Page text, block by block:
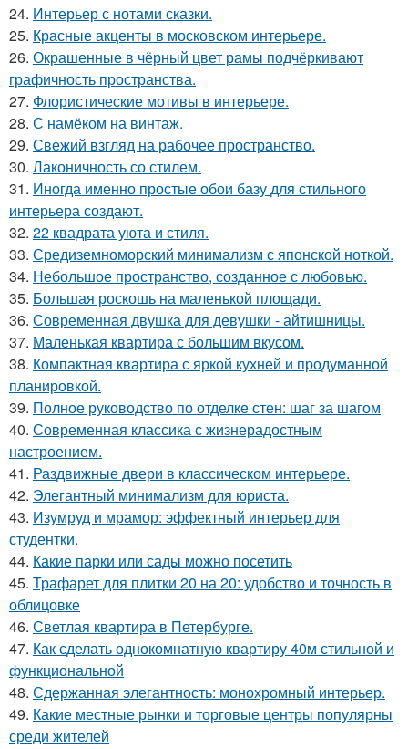
24. Интерьер с нотами сказки.
25. Красные акценты в московском интерьере.
26. Окрашенные в чёрный цвет рамы подчёркивают
графичность пространства.
27. Флористические мотивы в интерьере.
28. С намёком на винтаж.
29. Свежий взгляд на рабочее пространство.
30. Лаконичность со стилем.
31. Иногда именно простые обои базу для стильного
интерьера создают.
32. 22 квадрата уюта и стиля.
33. Средиземноморский минимализм с японской ноткой.
34. Небольшое пространство, созданное с любовью.
35. Большая роскошь на маленькой площади.
36. Современная двушка для девушки - айтишницы.
37. Маленькая квартира с большим вкусом.
38. Компактная квартира с яркой кухней и продуманной
планировкой.
39. Полное руководство по отделке стен: шаг за шагом
40. Современная классика с жизнерадостным
настроением.
41. Раздвижные двери в классическом интерьере.
42. Элегантный минимализм для юриста.
43. Изумруд и мрамор: эффектный интерьер для
студентки.
44. Какие парки или сады можно посетить
45. Трафарет для плитки 20 на 20: удобство и точность в
облицовке
46. Светлая квартира в Петербурге.
47. Как сделать однокомнатную квартиру 40м стильной и
функциональной
48. Сдержанная элегантность: монохромный интерьер.
49. Какие местные рынки и торговые центры популярны
среди жителей